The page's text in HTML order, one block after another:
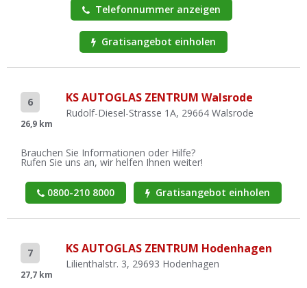
Telefonnummer anzeigen
Gratisangebot einholen
6
26,9 km
KS AUTOGLAS ZENTRUM Walsrode
Rudolf-Diesel-Strasse 1A, 29664 Walsrode
Brauchen Sie Informationen oder Hilfe?
Rufen Sie uns an, wir helfen Ihnen weiter!
0800-210 8000 Gratisangebot einholen
7
27,7 km
KS AUTOGLAS ZENTRUM Hodenhagen
Lilienthalstr. 3, 29693 Hodenhagen